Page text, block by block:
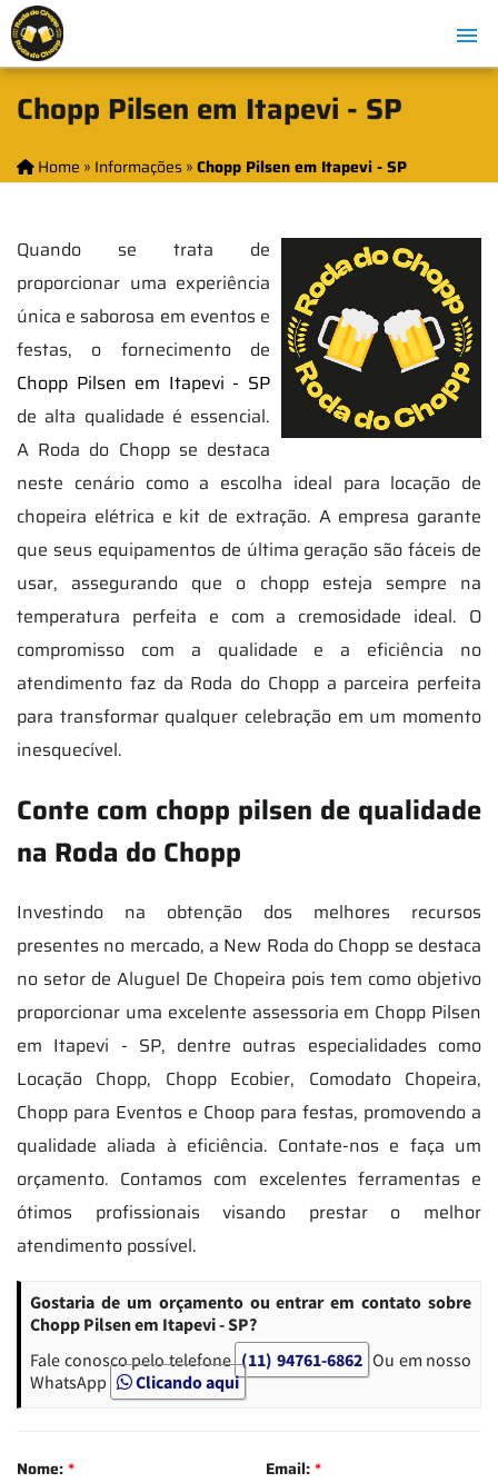
Chopp Pilsen em Itapevi - SP
Home » Informações»Chopp Pilsen em Itapevi - SP
Quando se trata de
proporcionar uma experiência
única e saborosa em eventos e
festas, o fornecimento de
Chopp Pilsen em Itapevi - SP
de alta qualidade é essencial.
A Roda do Chopp se destaca
neste cenário como a escolha ideal para locação de
chopeira elétrica e kit de extração. A empresa garante
que seus equipamentos de última geração são fáceis de
usar, assegurando que o chopp esteja sempre na
temperatura perfeita e com a cremosidade ideal. O
compromisso com a qualidade e a eficiência no
atendimento faz da Roda do Chopp a parceira perfeita
para transformar qualquer celebração em um momento
inesquecível.
Conte com chopp pilsen de qualidade
na Roda do Chopp
Investindo na obtenção dos melhores recursos
presentes no mercado, a New Roda do Chopp se destaca
no setor de Aluguel De Chopeira pois tem como objetivo
proporcionar uma excelente assessoria em Chopp Pilsen
em Itapevi - SP, dentre outras especialidades como
Locação Chopp, Chopp Ecobier, Comodato Chopeira,
Chopp para Eventos e Choop para festas, promovendo a
qualidade aliada à eficiência. Contate-nos e faça um
orçamento. Contamos com excelentes ferramentas e
ótimos profissionais visando prestar o melhor
atendimento possível.
Gostaria de um orçamento ou entrar em contato sobre
Chopp Pilsen em Itapevi - SP?
Fale conosco pelo telefone (11) 94761-6862 Ou em nosso
WhatsApp
Clicando aqui
Nome:* Email:*